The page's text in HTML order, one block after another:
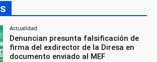
Actualidad
Denuncian presunta falsificación de
firma del exdirector de la Diresa en
documento enviado al MEF